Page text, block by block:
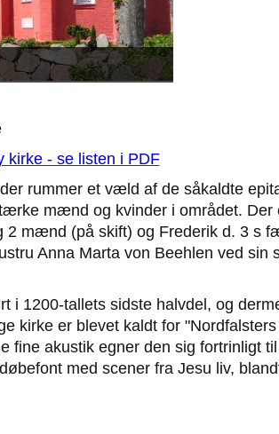
- se listen i PDF
rummer et væld af de såkaldte
mænd og kvinder i området.
2 mænd (på skift) og Frederik d. 3 s
Anna Marta von Beehlen ved
i 1200-tallets sidste halvdel, og
kirke er blevet kaldt for
fine akustik egner den sig fortrinligt
med scener fra Jesu liv,